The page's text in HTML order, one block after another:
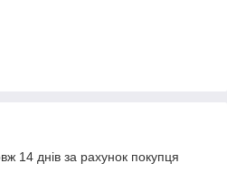
14 днів за рахунок покупця